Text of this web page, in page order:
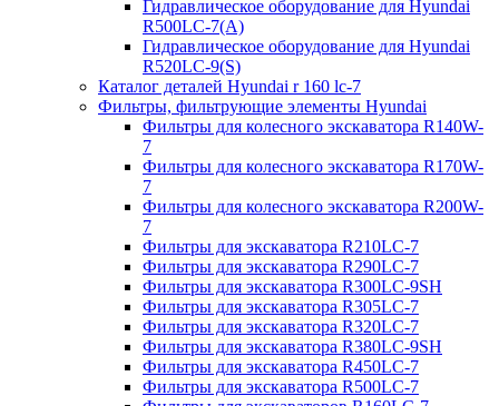
Гидравлическое оборудование для Hyundai
R500LC-7(A)
Гидравлическое оборудование для Hyundai
R520LC-9(S)
Каталог деталей Hyundai r 160 lc-7
Фильтры, фильтрующие элементы Hyundai
Фильтры для колесного экскаватора R140W-
7
Фильтры для колесного экскаватора R170W-
7
Фильтры для колесного экскаватора R200W-
7
Фильтры для экскаватора R210LC-7
Фильтры для экскаватора R290LC-7
Фильтры для экскаватора R300LC-9SH
Фильтры для экскаватора R305LC-7
Фильтры для экскаватора R320LC-7
Фильтры для экскаватора R380LC-9SH
Фильтры для экскаватора R450LC-7
Фильтры для экскаватора R500LC-7